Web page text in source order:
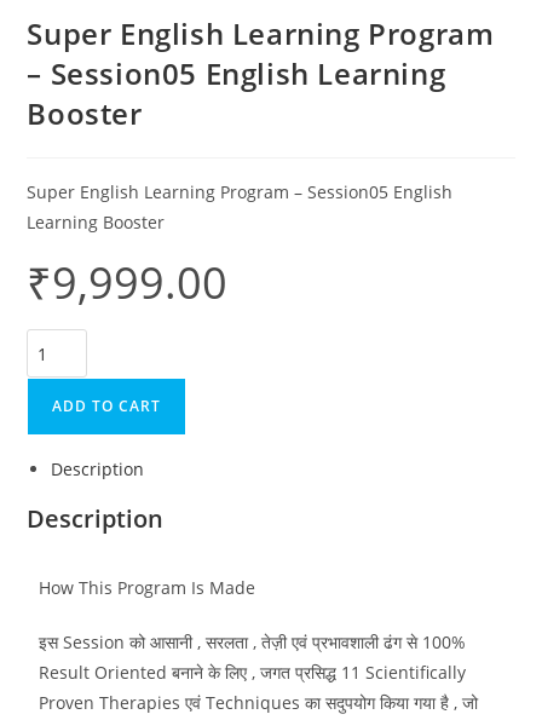
Super English Learning Program
– Session05 English Learning
Booster
Super English Learning Program – Session05 English
Learning Booster
₹9,999.00
ADD TO CART
Description
Description
How This Program Is Made
इस Session को आसानी , सरलता , तेज़ी एवं प्रभावशाली ढंग से 100%
Result Oriented बनाने के लिए , जगत प्रसिद्ध 11 Scientifically
Proven Therapies एवं Techniques का सदुपयोग किया गया है , जो